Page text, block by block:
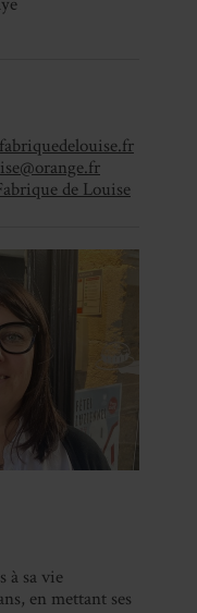
de Louise
à sa vie
en mettant ses